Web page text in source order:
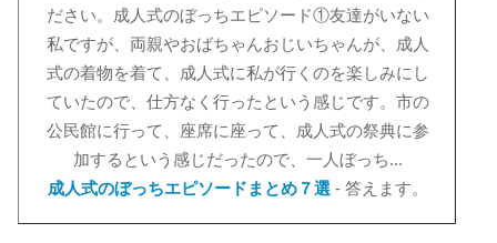
ださい。成人式のぼっちエピソード①友達がいない
私ですが、両親やおばちゃんおじいちゃんが、成人
式の着物を着て、成人式に私が行くのを楽しみにし
ていたので、仕方なく行ったという感じです。市の
公民館に行って、座席に座って、成人式の祭典に参
加するという感じだったので、一人ぼっち...
成人式のぼっちエピソードまとめ７選 - 答えます。